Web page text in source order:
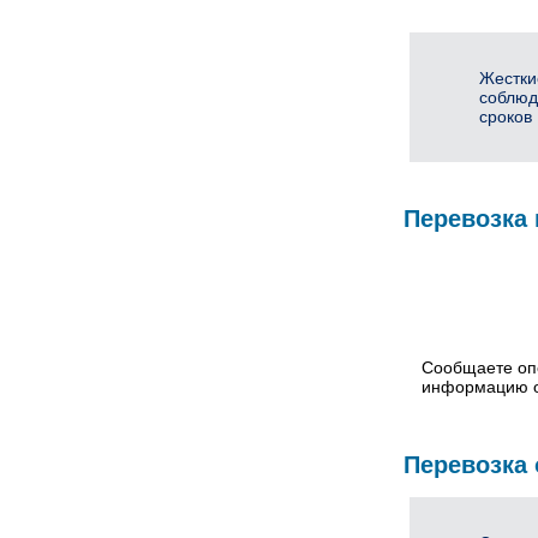
сроков
Перевозка
Сообщаете
информацию
Перевозка